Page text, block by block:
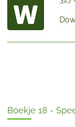
Boekje 18 -